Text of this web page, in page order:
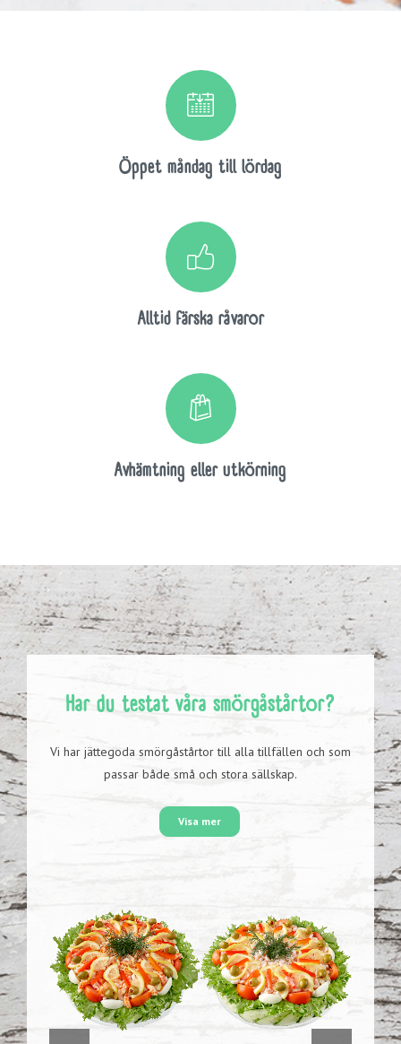
Öppet måndag till lördag
Alltid färska råvaror
Avhämtning eller utkörning
Har du testat våra smörgåstårtor?
Vi har jättegoda smörgåstårtor till alla tillfällen och som
passar både små och stora sällskap.
Visa mer